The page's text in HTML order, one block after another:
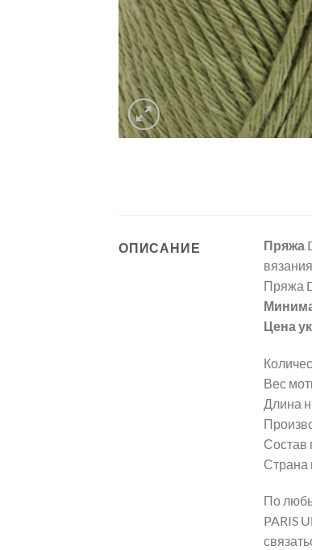
ОПИСАНИЕ Пряжа
Пряжа
Цена
Вес
Длина
Состав
Страна
По
PARIS